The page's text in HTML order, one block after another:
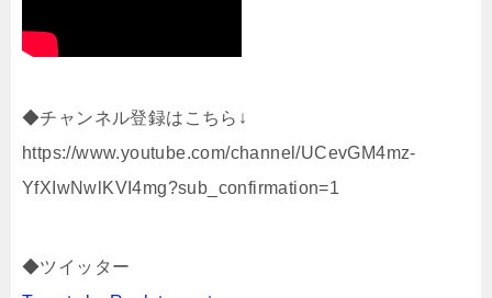
◆チャンネル登録はこちら↓
https://www.youtube.com/channel/UCevGM4mz-
YfXIwNwlKVI4mg?sub_confirmation=1
◆ツイッター